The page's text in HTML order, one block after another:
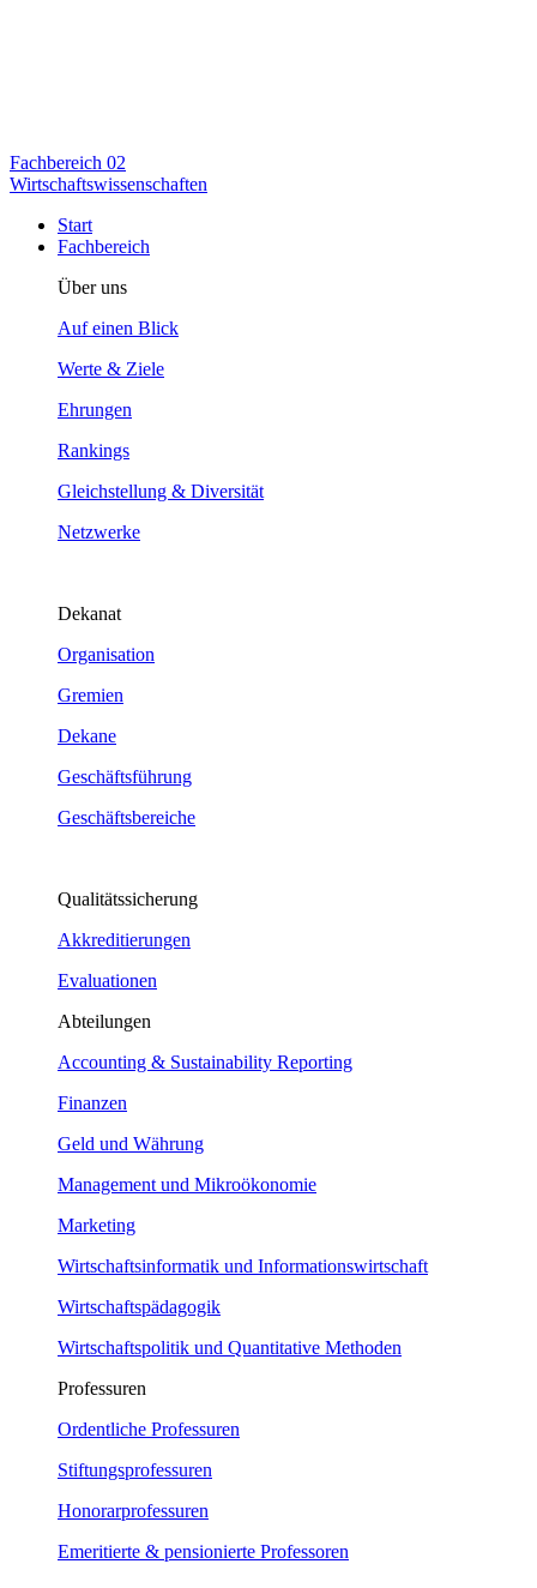
Fachbereich 02
Wirtschaftswissenschaften
Start
Fachbereich
Über uns
Auf einen Blick
Werte & Ziele
Ehrungen
Rankings
Gleichstellung & Diversität
Netzwerke
Dekanat
Organisation
Gremien
Dekane
Geschäftsführung
Geschäftsbereiche
Qualitätssicherung
Akkreditierungen
Evaluationen
Abteilungen
Accounting & Sustainability Reporting
Finanzen
Geld und Währung
Management und Mikroökonomie
Marketing
Wirtschaftsinformatik und Informationswirtschaft
Wirtschaftspädagogik
Wirtschaftspolitik und Quantitative Methoden
Professuren
Ordentliche Professuren
Stiftungsprofessuren
Honorarprofessuren
Emeritierte & pensionierte Professoren